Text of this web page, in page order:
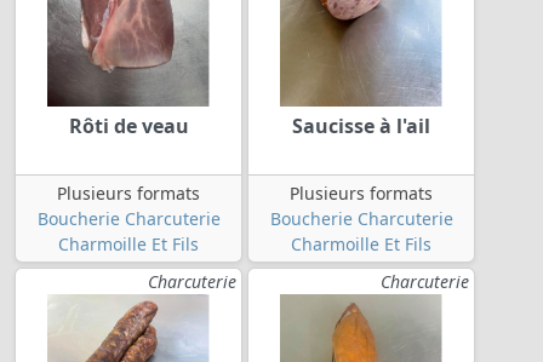
Rôti de veau
Plusieurs formats
Boucherie Charcuterie
Charmoille Et Fils
Saucisse à l'ail
Plusieurs formats
Boucherie Charcuterie
Charmoille Et Fils
Charcuterie
Charcuterie